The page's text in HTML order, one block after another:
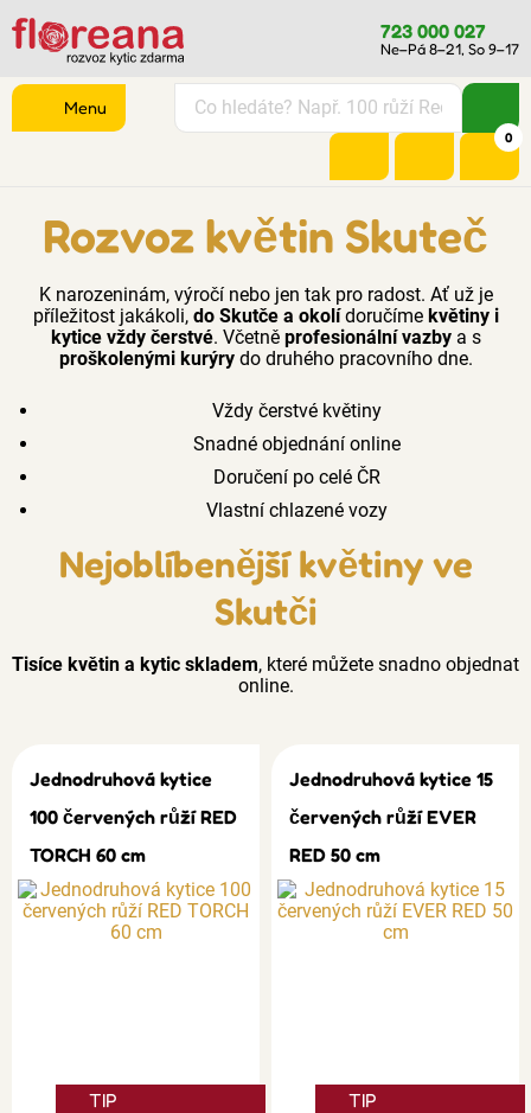
723 000 027
Ne–Pá 8–21, So 9–17
0
Menu
Rozvoz květin Skuteč
K narozeninám, výročí nebo jen tak pro radost. Ať už je
příležitost jakákoli, do Skutče a okolídoručíme květiny i
kytice vždy čerstvé. Včetně profesionální vazbya s
proškolenými kurýrydo druhého pracovního dne.
Vždy čerstvé květiny
Snadné objednání online
Doručení po celé ČR
Vlastní chlazené vozy
Nejoblíbenější květiny ve
Skutči
Tisíce květin a kytic skladem, které můžete snadno objednat
online.
Jednodruhová kytice
100 červených růží RED
TORCH 60 cm
TIP
Jednodruhová kytice 15
červených růží EVER
RED 50 cm
TIP